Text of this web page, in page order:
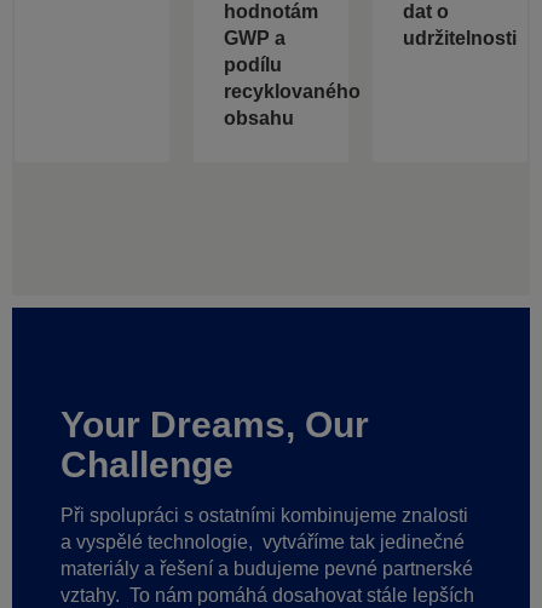
hodnotám
GWP a
podílu
recyklovaného
obsahu
dat o
udržitelnosti
Your Dreams, Our
Challenge
Při spolupráci s ostatními kombinujeme znalosti
a vyspělé technologie, vytváříme tak jedinečné
materiály a řešení a budujeme pevné partnerské
vztahy. To nám pomáhá dosahovat stále lepších